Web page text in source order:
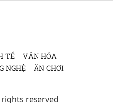
TẾ
VĂN HÓA
NGHỆ
ĂN CHƠI
reserved